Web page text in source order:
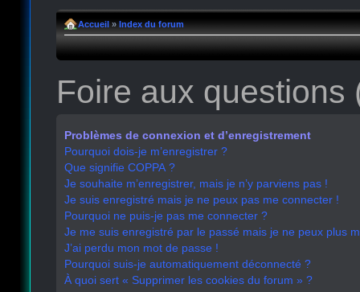
Accueil » Index du forum
Foire aux
Problèmes de connexion et d’enregistrement
Pourquoi dois-je m’enregistrer ?
Que signifie COPPA ?
Je souhaite m’enregistrer, mais je n’y parviens pas !
Je suis enregistré mais je ne peux pas me connecter !
Pourquoi ne puis-je pas me connecter ?
Je me suis enregistré par le passé mais je ne peux plus
J’ai perdu mon mot de passe !
Pourquoi suis-je automatiquement déconnecté ?
À quoi sert « Supprimer les cookies du forum » ?